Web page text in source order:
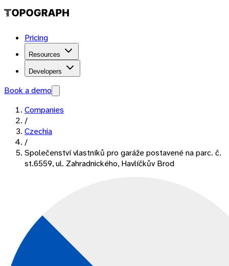
Pricing
Resources
Developers
Book a demo
Companies
/
Czechia
/
Společenství vlastníků pro garáže postavené na parc. č.
st.6559, ul. Zahradnického, Havlíčkův Brod